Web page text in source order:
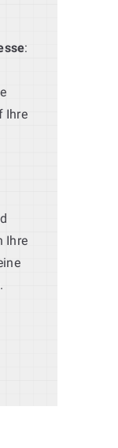
:
Ihre
Ihre